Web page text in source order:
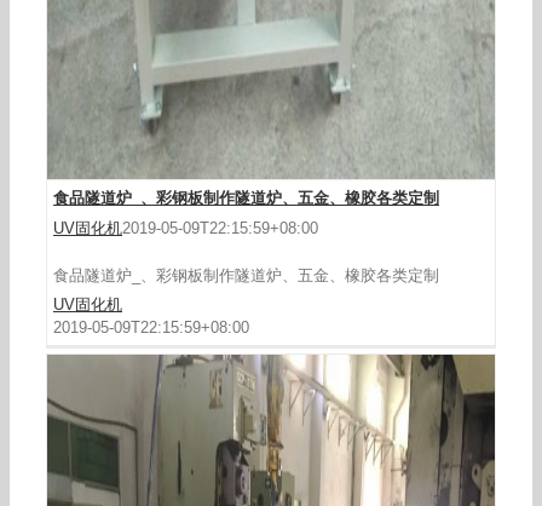
食品隧道炉_、彩钢板制作隧道炉、五金、橡胶各类定制
UV固化机2019-05-09T22:15:59+08:00
食品隧道炉_、彩钢板制作隧道炉、五金、橡胶各类定制
UV固化机
2019-05-09T22:15:59+08:00